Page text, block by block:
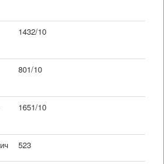
1432/10
801/10
1651/10
523